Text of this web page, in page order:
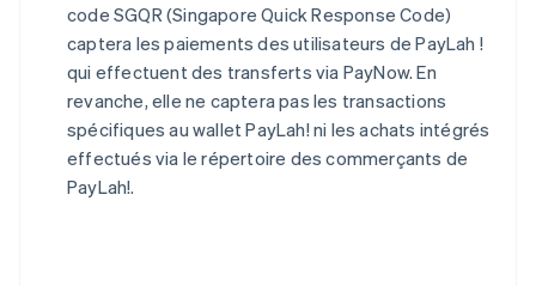
code SGQR (Singapore Quick Response Code)
captera les paiements des utilisateurs de PayLah !
qui effectuent des transferts via PayNow. En
revanche, elle ne captera pas les transactions
spécifiques au wallet PayLah! ni les achats intégrés
effectués via le répertoire des commerçants de
PayLah!.